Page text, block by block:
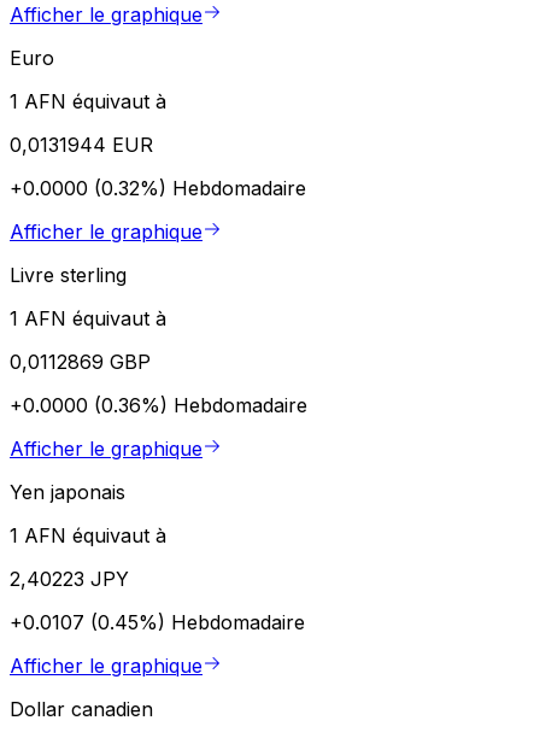
Afficher le graphique
Euro
1 AFN équivaut à
0,0131944 EUR
+0.0000 (0.32%) Hebdomadaire
Afficher le graphique
Livre sterling
1 AFN équivaut à
0,0112869 GBP
+0.0000 (0.36%) Hebdomadaire
Afficher le graphique
Yen japonais
1 AFN équivaut à
2,40223 JPY
+0.0107 (0.45%) Hebdomadaire
Afficher le graphique
Dollar canadien